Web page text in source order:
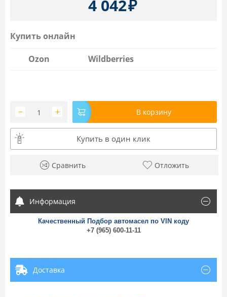
4 042₽
Купить онлайн
Ozon Wildberries
+
− В корзину
Купить в один клик
Сравнить Отложить
Информация
Качественный Подбор автомасел по VIN коду
+7 (965) 600-11-11
Доставка